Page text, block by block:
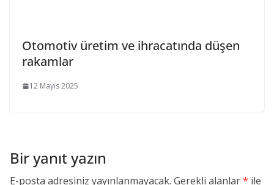
Otomotiv üretim ve ihracatında düşen
rakamlar
12 Mayıs 2025
Bir yanıt yazın
E-posta adresiniz yayınlanmayacak. Gerekli alanlar* ile